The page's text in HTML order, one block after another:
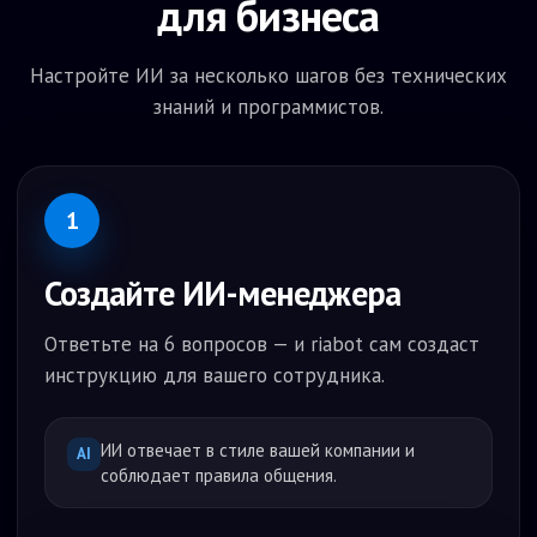
для бизнеса
Настройте ИИ за несколько шагов без технических
знаний и программистов.
1
Создайте ИИ-менеджера
Ответьте на 6 вопросов — и riabot сам создаст
инструкцию для вашего сотрудника.
AI ИИ отвечает в стиле вашей компании и
соблюдает правила общения.